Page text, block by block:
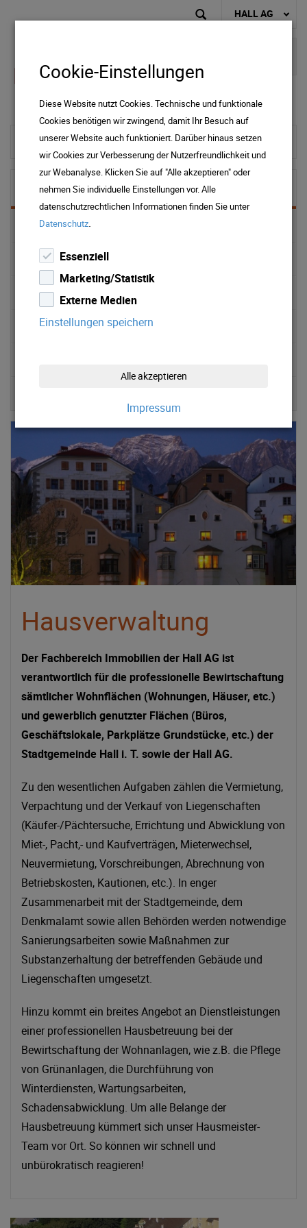
HALL AG
zur Startseite
Hausverwaltung
Der Fachbereich Immobilien der Hall AG ist
verantwortlich für die professionelle Bewirtschaftung
sämtlicher Wohnflächen (Wohnungen, Häuser, etc.)
und gewerblich genutzter Flächen (Büros,
Geschäftslokale, Parkplätze Grundstücke, etc.) der
Stadtgemeinde Hall i. T. sowie der Hall AG.
Zu den wesentlichen Aufgaben zählen die Vermietung,
Verpachtung und der Verkauf von Liegenschaften
(Käufer-/Pächtersuche, Errichtung und Abwicklung von
Miet-, Pacht,- und Kaufverträgen, Mieterwechsel,
Neuvermietung, Vorschreibungen, Abrechnung von
Betriebskosten, Kautionen, etc.). In enger
Zusammenarbeit mit der Stadtgemeinde, dem
Denkmalamt sowie allen Behörden werden notwendige
Sanierungsarbeiten sowie Maßnahmen zur
Substanzerhaltung der betreffenden Gebäude und
Liegenschaften umgesetzt.
Hinzu kommt ein breites Angebot an Dienstleistungen
einer professionellen Hausbetreuung bei der
Bewirtschaftung der Wohnanlagen, wie z.B. die Pflege
von Grünanlagen, die Durchführung von
Winterdiensten, Wartungsarbeiten,
Schadensabwicklung. Um alle Belange der
Hausbetreuung kümmert sich unser Hausmeister-
Team vor Ort. So können wir schnell und
unbürokratisch reagieren!
Immobilien
ONLINE Services
Hausverwaltung
Tiefgaragen
Stellplätze
Cookie-Einstellungen
Diese Website nutzt Cookies. Technische und funktionale
Cookies benötigen wir zwingend, damit Ihr Besuch auf
unserer Website auch funktioniert. Darüber hinaus setzen
wir Cookies zur Verbesserung der Nutzerfreundlichkeit und
zur Webanalyse. Klicken Sie auf "Alle akzeptieren" oder
nehmen Sie individuelle Einstellungen vor. Alle
datenschutzrechtlichen Informationen finden Sie unter
Datenschutz.
Essenziell
Marketing/Statistik
Externe Medien
Einstellungen speichern
Alle akzeptieren
Impressum